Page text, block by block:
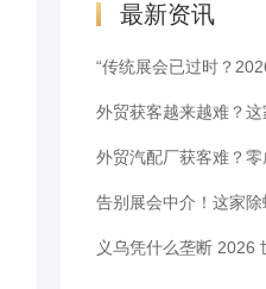
最新资讯